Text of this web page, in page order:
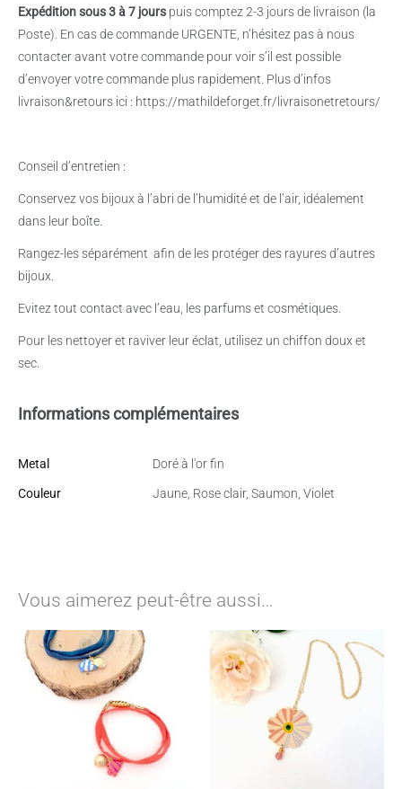
Expédition sous 3 à 7 jours puis comptez 2-3 jours de livraison (la
Poste). En cas de commande URGENTE, n’hésitez pas à nous
contacter avant votre commande pour voir s’il est possible
d’envoyer votre commande plus rapidement. Plus d’infos
livraison&retours ici : https://mathildeforget.fr/livraisonetretours/
Conseil d’entretien :
Conservez vos bijoux à l’abri de l’humidité et de l’air, idéalement
dans leur boîte.
Rangez-les séparément afin de les protéger des rayures d’autres
bijoux.
Evitez tout contact avec l’eau, les parfums et cosmétiques.
Pour les nettoyer et raviver leur éclat, utilisez un chiffon doux et
sec.
Informations complémentaires
Metal Doré à l'or fin
Couleur Jaune, Rose clair, Saumon, Violet
Vous aimerez peut-être aussi…